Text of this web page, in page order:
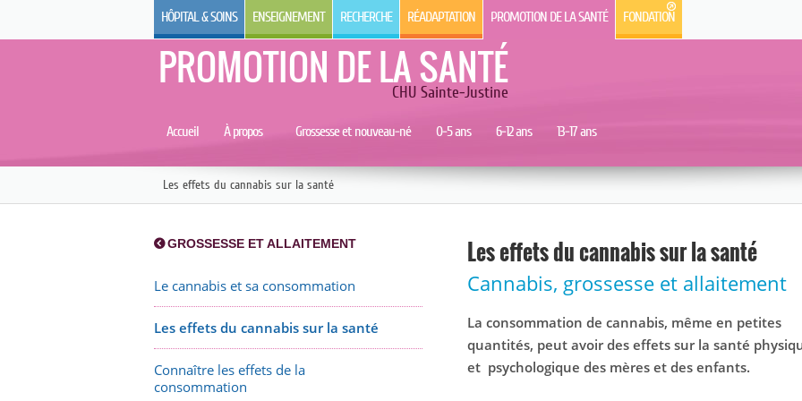
HÔPITAL & SOINS ENSEIGNEMENT RECHERCHE RÉADAPTATION PROMOTION DE LA SANTÉ FONDATION
PROMOTION DE LA SANTÉ
CHU Sainte-Justine
Accueil À propos Grossesse et nouveau-né 0-5 ans 6-12 ans 13-17 ans
Les effets du cannabis sur la santé
GROSSESSE ET ALLAITEMENT
Le cannabis et sa consommation
Les effets du cannabis sur la santé
Connaître les effets de la
consommation
Les effets du cannabis sur la santé
Cannabis, grossesse et allaitement
La consommation de cannabis, même en petites
quantités, peut avoir des effets sur la santé
et psychologique des mères et des enfants.